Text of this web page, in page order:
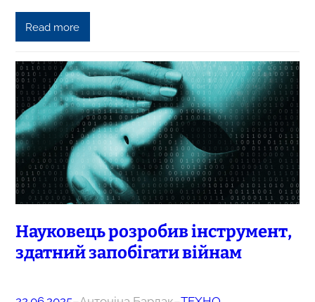
Read more
Науковець розробив інструмент,
здатний запобігати війнам